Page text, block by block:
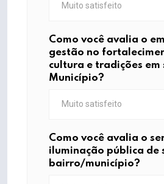
Como você avalia o
gestão no
cultura e tradições em
Município?
Como você avalia o
iluminação pública de
bairro/município?